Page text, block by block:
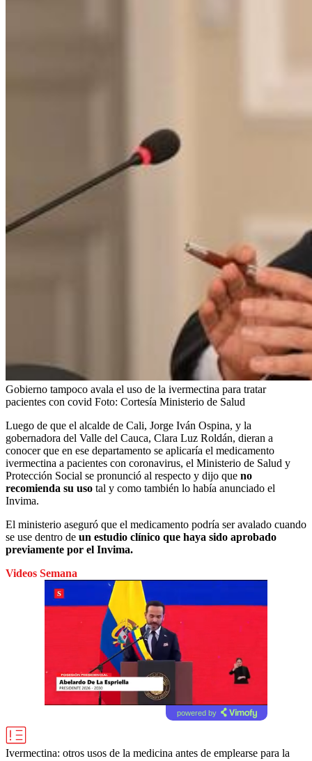
Gobierno tampoco avala el uso de la ivermectina para tratar
pacientes con covid Foto: Cortesía Ministerio de Salud
Luego de que el alcalde de Cali, Jorge Iván Ospina, y la
gobernadora del Valle del Cauca, Clara Luz Roldán, dieran a
conocer que en ese departamento se aplicaría el medicamento
ivermectina a pacientes con coronavirus, el Ministerio de Salud y
Protección Social se pronunció al respecto y dijo que no
recomienda su uso tal y como también lo había anunciado el
Invima.
El ministerio aseguró que el medicamento podría ser avalado cuando
se use dentro de un estudio clínico que haya sido aprobado
previamente por el Invima.
Videos Semana
powered by
Ivermectina: otros usos de la medicina antes de emplearse para la